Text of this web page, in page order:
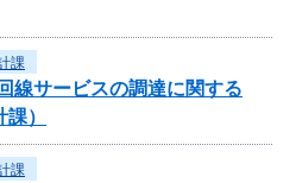
課
線サービスの調達に関する
）
課